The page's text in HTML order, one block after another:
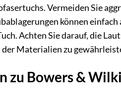
Vermeiden Sie
können
Achten Sie darauf, die
Materialien zu
zu Bowers &